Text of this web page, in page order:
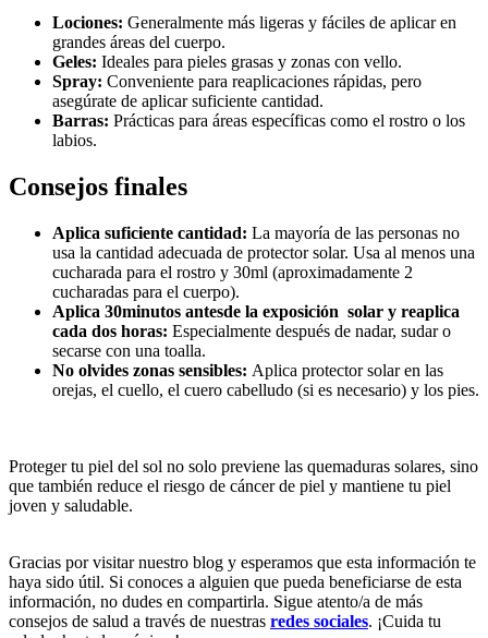
Lociones: Generalmente más ligeras y fáciles de aplicar en
grandes áreas del cuerpo.
Geles: Ideales para pieles grasas y zonas con vello.
Spray: Conveniente para reaplicaciones rápidas, pero
asegúrate de aplicar suficiente cantidad.
Barras: Prácticas para áreas específicas como el rostro o los
labios.
Consejos finales
Aplica suficiente cantidad: La mayoría de las personas no
usa la cantidad adecuada de protector solar. Usa al menos una
cucharada para el rostro y 30ml (aproximadamente 2
cucharadas para el cuerpo).
Aplica 30minutos antesde la exposición solar y reaplica
cada dos horas: Especialmente después de nadar, sudar o
secarse con una toalla.
No olvides zonas sensibles: Aplica protector solar en las
orejas, el cuello, el cuero cabelludo (si es necesario) y los pies.
Proteger tu piel del sol no solo previene las quemaduras solares, sino
que también reduce el riesgo de cáncer de piel y mantiene tu piel
joven y saludable.
Gracias por visitar nuestro blog y esperamos que esta información te
haya sido útil. Si conoces a alguien que pueda beneficiarse de esta
información, no dudes en compartirla. Sigue atento/a de más
consejos de salud a través de nuestras redes sociales. ¡Cuida tu